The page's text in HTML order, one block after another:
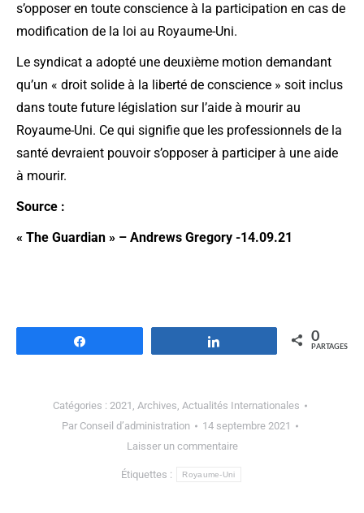
s’opposer en toute conscience à la participation en cas de
modification de la loi au Royaume-Uni.
Le syndicat a adopté une deuxième motion demandant
qu’un « droit solide à la liberté de conscience » soit inclus
dans toute future législation sur l’aide à mourir au
Royaume-Uni. Ce qui signifie que les professionnels de la
santé devraient pouvoir s’opposer à participer à une aide
à mourir.
Source :
« The Guardian » – Andrews Gregory -14.09.21
0
PARTAGES
Catégories : 2021 , Archives, Actualités Internationales
Par Conseil d’administration
14 septembre 2021
Laisser un commentaire
Étiquettes : Royaume-Uni